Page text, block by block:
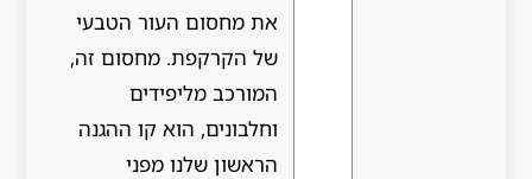
את מחסום העור הטבעי
של הקרקפת. מחסום זה,
המורכב מליפידים
וחלבונים, הוא קו ההגנה
הראשון שלנו מפני